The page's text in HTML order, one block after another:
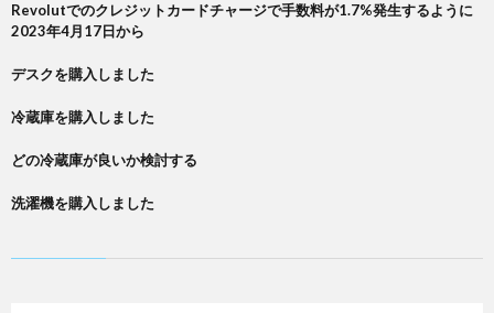
Revolutでのクレジットカードチャージで手数料が1.7%発生するように
2023年4月17日から
デスクを購入しました
冷蔵庫を購入しました
どの冷蔵庫が良いか検討する
洗濯機を購入しました